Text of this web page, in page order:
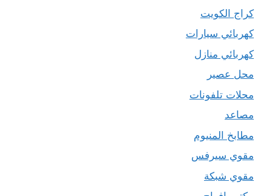
كراج الكويت
كهربائي سيارات
كهربائي منازل
محل عصير
محلات تلفونات
مصاعد
مطابخ المنيوم
مقوي سيرفس
مقوي شبكة